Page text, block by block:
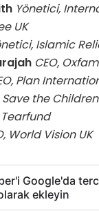
Yönetici,
UK
Islamic
CEO,
Plan
Save the
Tearfund
World Vision UK
Google'da
ekleyin